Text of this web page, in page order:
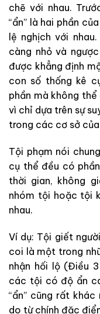
chẽ với nhau.
“ẩn” là hai phần
lệ nghịch với
càng nhỏ và
được khẳng định
con số thống kê
phần mà không
vì chỉ dựa trên sự
trong các cơ sở
Tội phạm nói
cụ thể đều có phần
thời gian, không
nhóm tội hoặc tội
nhau.
Ví dụ: Tội giết
coi là một trong
nhận hối lộ (Điều
các tội có độ ẩn
“ẩn” cũng rất
do từ chính đặc